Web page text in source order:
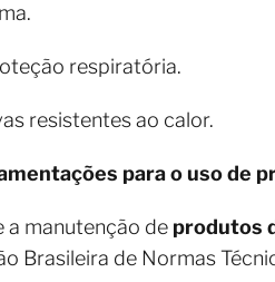
respiratória.
resistentes ao calor.
para o uso de
a manutenção de produtos
Brasileira de Normas